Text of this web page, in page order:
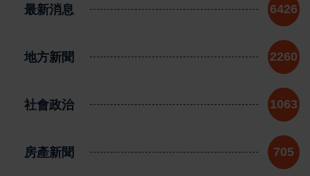
最新消息 6426
地方新聞 2260
社會政治 1063
房產新聞 705